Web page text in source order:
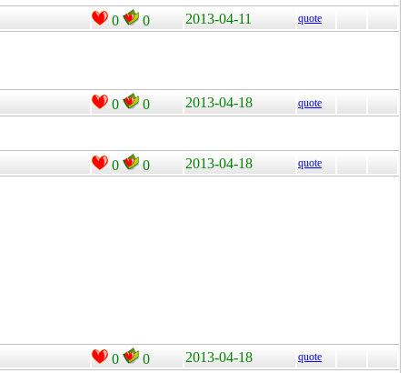
0 0 2013-04-11 quote
0 0 2013-04-18 quote
0 0 2013-04-18 quote
0 0 2013-04-18 quote